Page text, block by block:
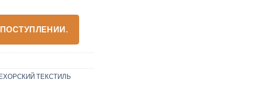
ТЕКСТИЛЬ